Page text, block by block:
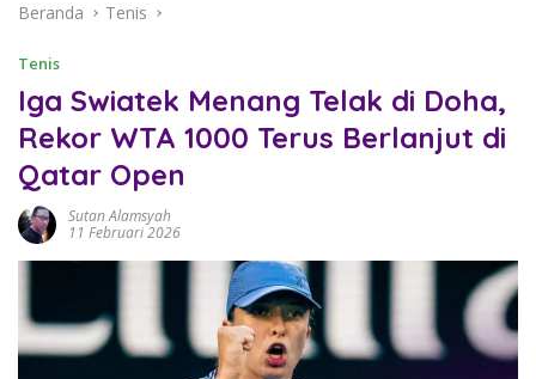
Beranda Tenis
Tenis
Iga Swiatek Menang Telak di Doha,
Rekor WTA 1000 Terus Berlanjut di
Qatar Open
Sutan Alamsyah
11 Februari 2026